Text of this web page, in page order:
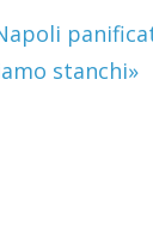
stanchi»